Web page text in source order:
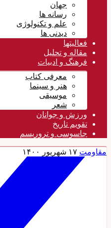
جهان
رسانه ها
علم و تکنولوژی
دیدنی ها
فعالیتها
مقاله و تحلیل
فرهنگ و ادبیات
معرفی کتاب
هنر و سینما
موسیقی
شعر
ورزش و جوانان
تقویم تاريخ
جاسوسی و تروریسم
مقاومت ۱۷ شهریور ۱۴۰۰